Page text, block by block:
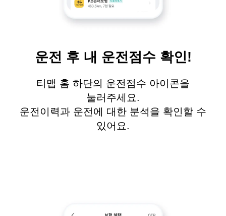
운전 후 내 운전점수 확인!
티맵 홈 하단의 운전점수 아이콘을
눌러주세요.
운전이력과 운전에 대한 분석을 확인할 수
있어요.